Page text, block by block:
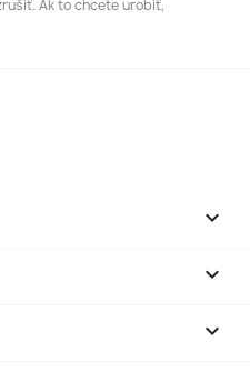
Ak to chcete urobiť,


